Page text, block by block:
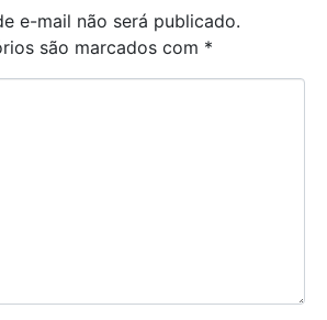
e-mail não será publicado.
são marcados com *